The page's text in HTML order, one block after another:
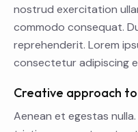
nostrud exercitation
commodo consequat.
reprehenderit. Lorem
consectetur adipiscing
Creative approach
Aenean et egestas